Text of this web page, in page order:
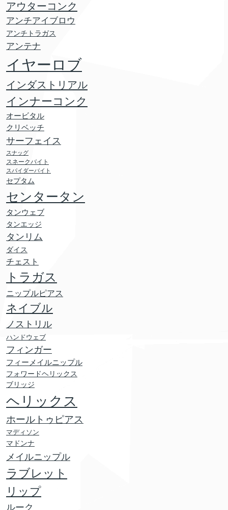
アウターコンク
アンチアイブロウ
アンチトラガス
アンテナ
イヤーロブ
インダストリアル
インナーコンク
オービタル
クリベッチ
サーフェイス
スナッグ
スネークバイト
スパイダーバイト
セプタム
センタータン
タンウェブ
タンエッジ
タンリム
ダイス
チェスト
トラガス
ニップルピアス
ネイブル
ノストリル
ハンドウェブ
フィンガー
フィーメイルニップル
フォワードヘリックス
ブリッジ
ヘリックス
ホールトゥピアス
マディソン
マドンナ
メイルニップル
ラブレット
リップ
ルーク